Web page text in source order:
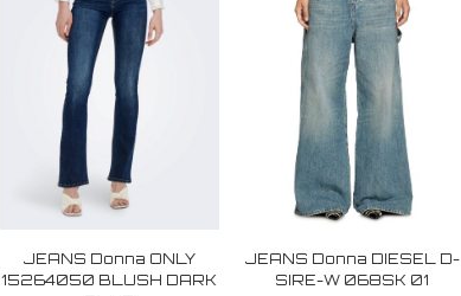
JEANS Donna ONLY
15264050 BLUSH DARK
JEANS Donna DIESEL D-
SIRE-W 068SK 01